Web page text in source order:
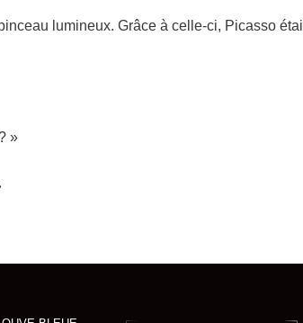
lumineux. Grâce à celle-ci, Picasso
»